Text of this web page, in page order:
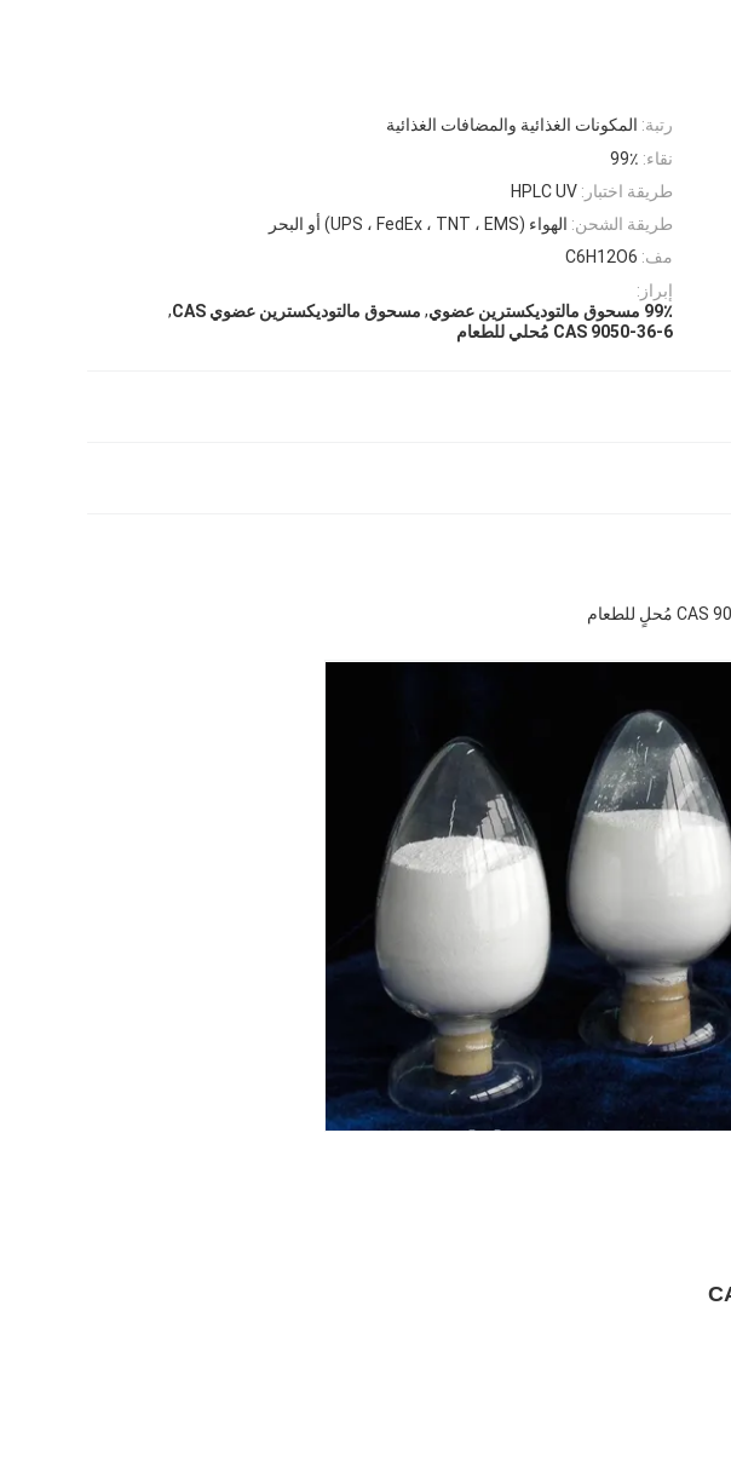
رتبة: المكونات الغذائية والمضافات الغذائية
نقاء: 99٪
طريقة اختبار: HPLC UV
طريقة الشحن: الهواء (UPS ، FedEx ، TNT ، EMS) أو البحر
مف: C6H12O6
إبراز:
99٪ مسحوق مالتوديكسترين عضوي
, مسحوق مالتوديكسترين عضوي CAS
,
CAS 9050-36-6 مُحلي للطعام